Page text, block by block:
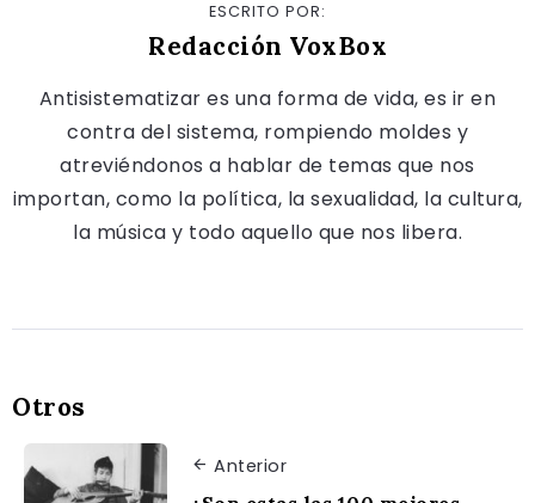
ESCRITO POR:
Redacción VoxBox
Antisistematizar es una forma de vida, es ir en
contra del sistema, rompiendo moldes y
atreviéndonos a hablar de temas que nos
importan, como la política, la sexualidad, la cultura,
la música y todo aquello que nos libera.
Otros
Anterior